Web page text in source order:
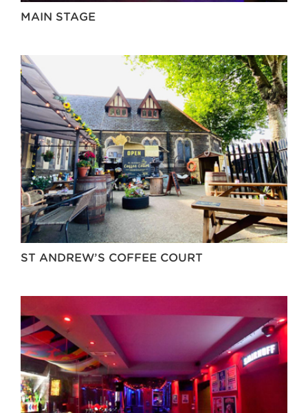
MAIN STAGE
ST ANDREW’S COFFEE COURT